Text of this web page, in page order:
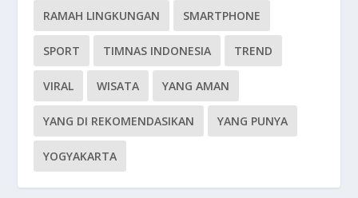
RAMAH LINGKUNGAN SMARTPHONE
SPORT TIMNAS INDONESIA TREND
VIRAL WISATA YANG AMAN
YANG DI REKOMENDASIKAN YANG PUNYA
YOGYAKARTA